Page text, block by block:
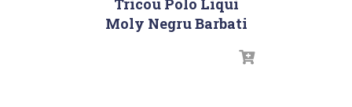
Tricou Polo Liqui
Moly Negru Barbati